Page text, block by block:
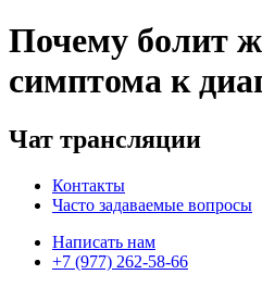
Почему болит
симптома к
Чат трансляции
Контакты
Часто задаваемые вопросы
Написать нам
+7 (977) 262-58-66